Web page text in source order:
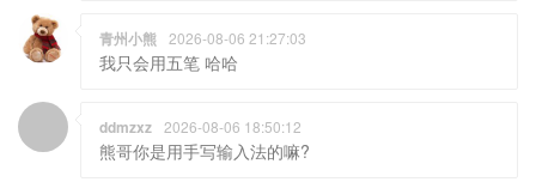
青州小熊 2026-08-06 21:27:03
我只会用五笔 哈哈
ddmzxz 2026-08-06 18:50:12
熊哥你是用手写输入法的嘛?